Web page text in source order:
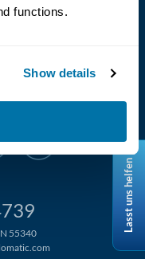
functions.
Show details
55340
Lasst uns helfen